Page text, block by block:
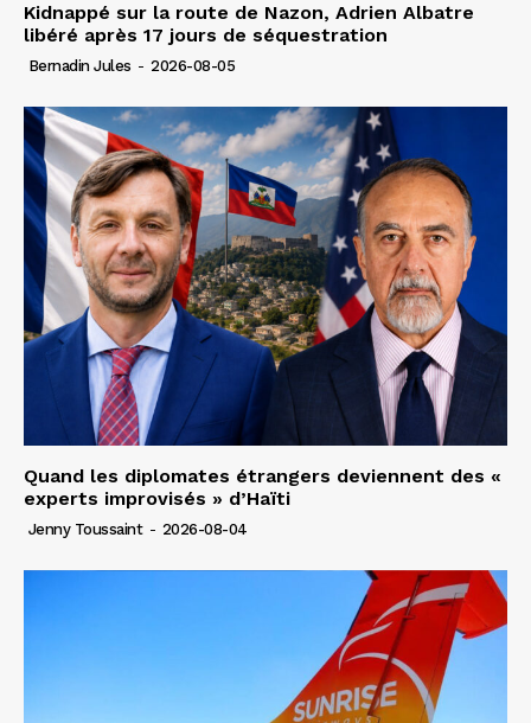
Kidnappé sur la route de Nazon, Adrien Albatre
libéré après 17 jours de séquestration
Bernadin Jules - 2026-08-05
Quand les diplomates étrangers deviennent des «
experts improvisés » d’Haïti
Jenny Toussaint - 2026-08-04